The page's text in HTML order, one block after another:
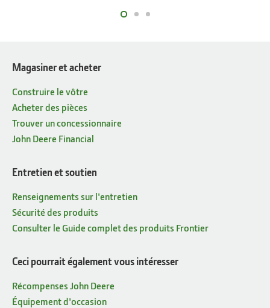
Magasiner et acheter
Construire le vôtre
Acheter des pièces
Trouver un concessionnaire
John Deere Financial
Entretien et soutien
Renseignements sur l'entretien
Sécurité des produits
Consulter le Guide complet des produits Frontier
Ceci pourrait également vous intéresser
Récompenses John Deere
Équipement d'occasion